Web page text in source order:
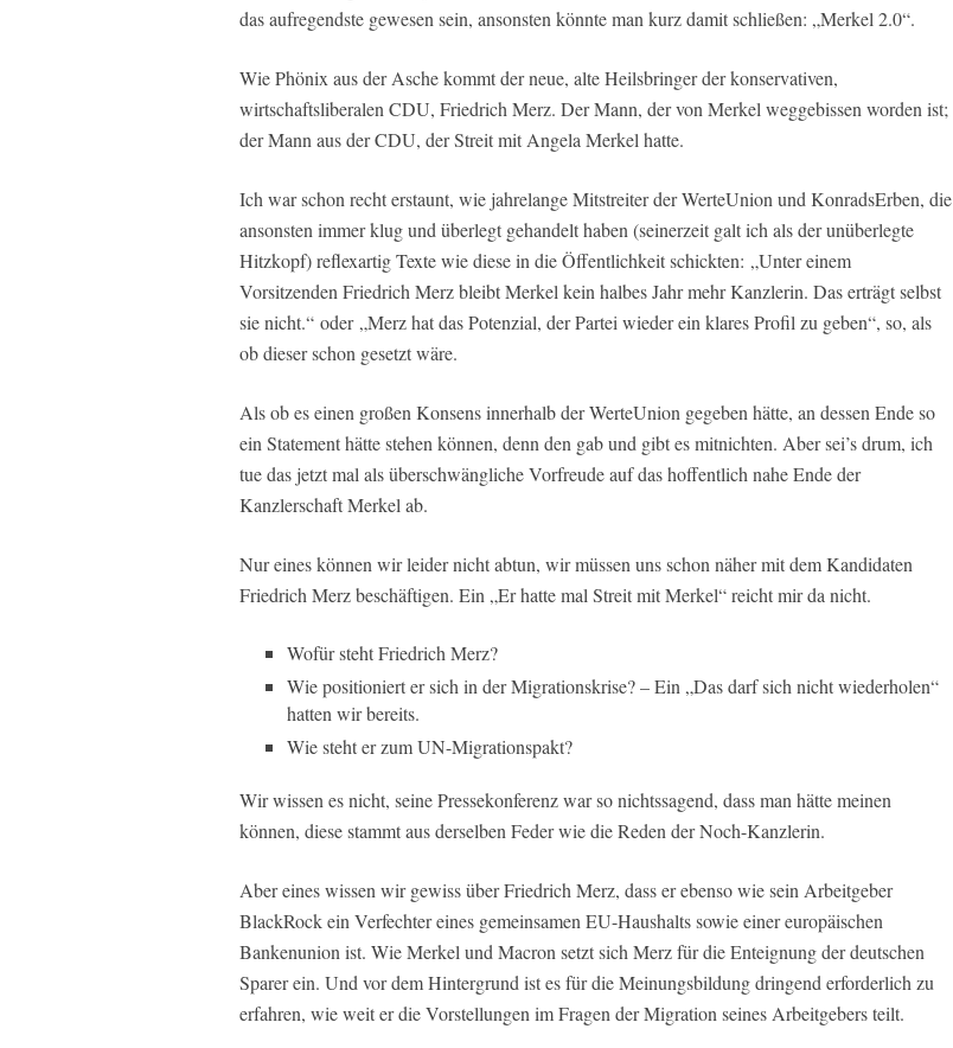
das aufregendste gewesen sein, ansonsten könnte man kurz damit schließen: „Merkel 2.0“.
Wie Phönix aus der Asche kommt der neue, alte Heilsbringer der konservativen,
wirtschaftsliberalen CDU, Friedrich Merz. Der Mann, der von Merkel weggebissen worden ist;
der Mann aus der CDU, der Streit mit Angela Merkel hatte.
Ich war schon recht erstaunt, wie jahrelange Mitstreiter der WerteUnion und KonradsErben, die
ansonsten immer klug und überlegt gehandelt haben (seinerzeit galt ich als der unüberlegte
Hitzkopf) reflexartig Texte wie diese in die Öffentlichkeit schickten: „Unter einem
Vorsitzenden Friedrich Merz bleibt Merkel kein halbes Jahr mehr Kanzlerin. Das erträgt selbst
sie nicht.“ oder „Merz hat das Potenzial, der Partei wieder ein klares Profil zu geben“, so, als
ob dieser schon gesetzt wäre.
Als ob es einen großen Konsens innerhalb der WerteUnion gegeben hätte, an dessen Ende so
ein Statement hätte stehen können, denn den gab und gibt es mitnichten. Aber sei’s drum, ich
tue das jetzt mal als überschwängliche Vorfreude auf das hoffentlich nahe Ende der
Kanzlerschaft Merkel ab.
Nur eines können wir leider nicht abtun, wir müssen uns schon näher mit dem Kandidaten
Friedrich Merz beschäftigen. Ein „Er hatte mal Streit mit Merkel“ reicht mir da nicht.
Wofür steht Friedrich Merz?
Wie positioniert er sich in der Migrationskrise? – Ein „Das darf sich nicht wiederholen“
hatten wir bereits.
Wie steht er zum UN-Migrationspakt?
Wir wissen es nicht, seine Pressekonferenz war so nichtssagend, dass man hätte meinen
können, diese stammt aus derselben Feder wie die Reden der Noch-Kanzlerin.
Aber eines wissen wir gewiss über Friedrich Merz, dass er ebenso wie sein Arbeitgeber
BlackRock ein Verfechter eines gemeinsamen EU-Haushalts sowie einer europäischen
Bankenunion ist. Wie Merkel und Macron setzt sich Merz für die Enteignung der deutschen
Sparer ein. Und vor dem Hintergrund ist es für die Meinungsbildung dringend erforderlich zu
erfahren, wie weit er die Vorstellungen im Fragen der Migration seines Arbeitgebers teilt.